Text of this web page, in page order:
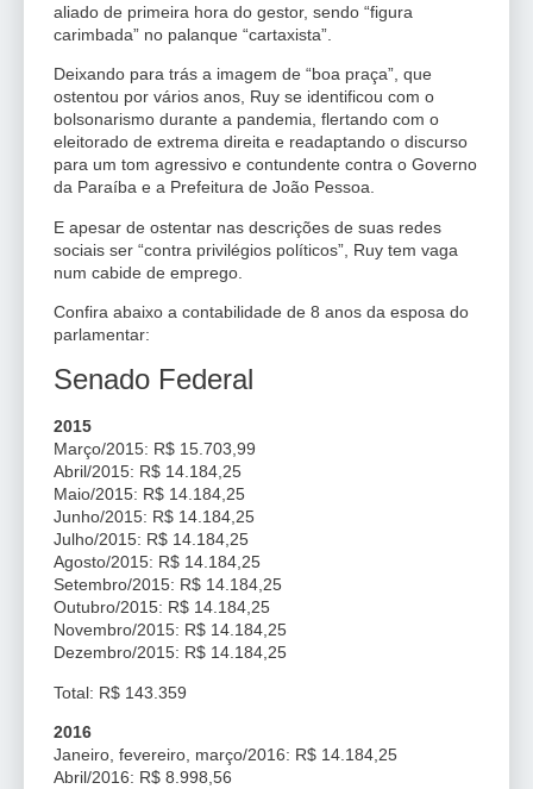
aliado de primeira hora do gestor, sendo “figura
carimbada” no palanque “cartaxista”.
Deixando para trás a imagem de “boa praça”, que
ostentou por vários anos, Ruy se identificou com o
bolsonarismo durante a pandemia, flertando com o
eleitorado de extrema direita e readaptando o discurso
para um tom agressivo e contundente contra o Governo
da Paraíba e a Prefeitura de João Pessoa.
E apesar de ostentar nas descrições de suas redes
sociais ser “contra privilégios políticos”, Ruy tem vaga
num cabide de emprego.
Confira abaixo a contabilidade de 8 anos da esposa do
parlamentar:
Senado Federal
2015
Março/2015: R$ 15.703,99
Abril/2015: R$ 14.184,25
Maio/2015: R$ 14.184,25
Junho/2015: R$ 14.184,25
Julho/2015: R$ 14.184,25
Agosto/2015: R$ 14.184,25
Setembro/2015: R$ 14.184,25
Outubro/2015: R$ 14.184,25
Novembro/2015: R$ 14.184,25
Dezembro/2015: R$ 14.184,25
Total: R$ 143.359
2016
Janeiro, fevereiro, março/2016: R$ 14.184,25
Abril/2016: R$ 8.998,56